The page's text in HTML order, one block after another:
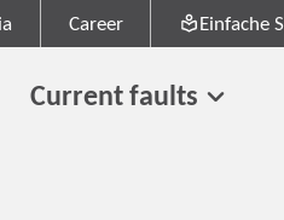
Career Einfache
Current faults